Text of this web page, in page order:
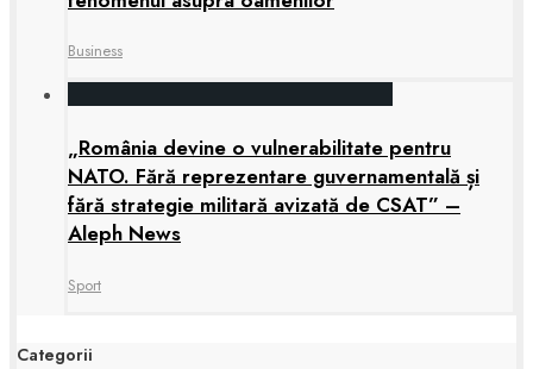
Business
„România devine o vulnerabilitate pentru
NATO. Fără reprezentare guvernamentală și
fără strategie militară avizată de CSAT” –
Aleph News
Sport
Categorii